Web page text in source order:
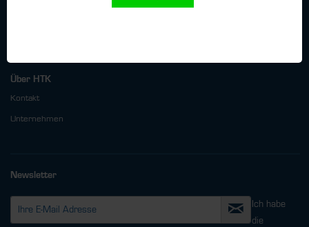
Über HTK
Kontakt
Unternehmen
Newsletter
Ich habe
die